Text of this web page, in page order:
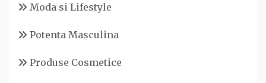
Moda si Lifestyle
Potenta Masculina
Produse Cosmetice